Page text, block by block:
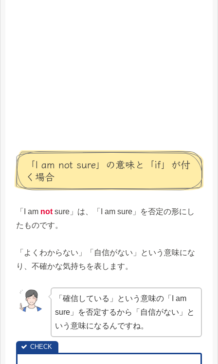
「I am not sure」の意味と「if」が付
く場合
「I am not sure」は、「I am sure」を否定の形にし
たものです。
「よくわからない」「自信がない」という意味にな
り、不確かな気持ちを表します。
「確信している」という意味の「I am
sure」を否定するから「自信がない」と
いう意味になるんですね。